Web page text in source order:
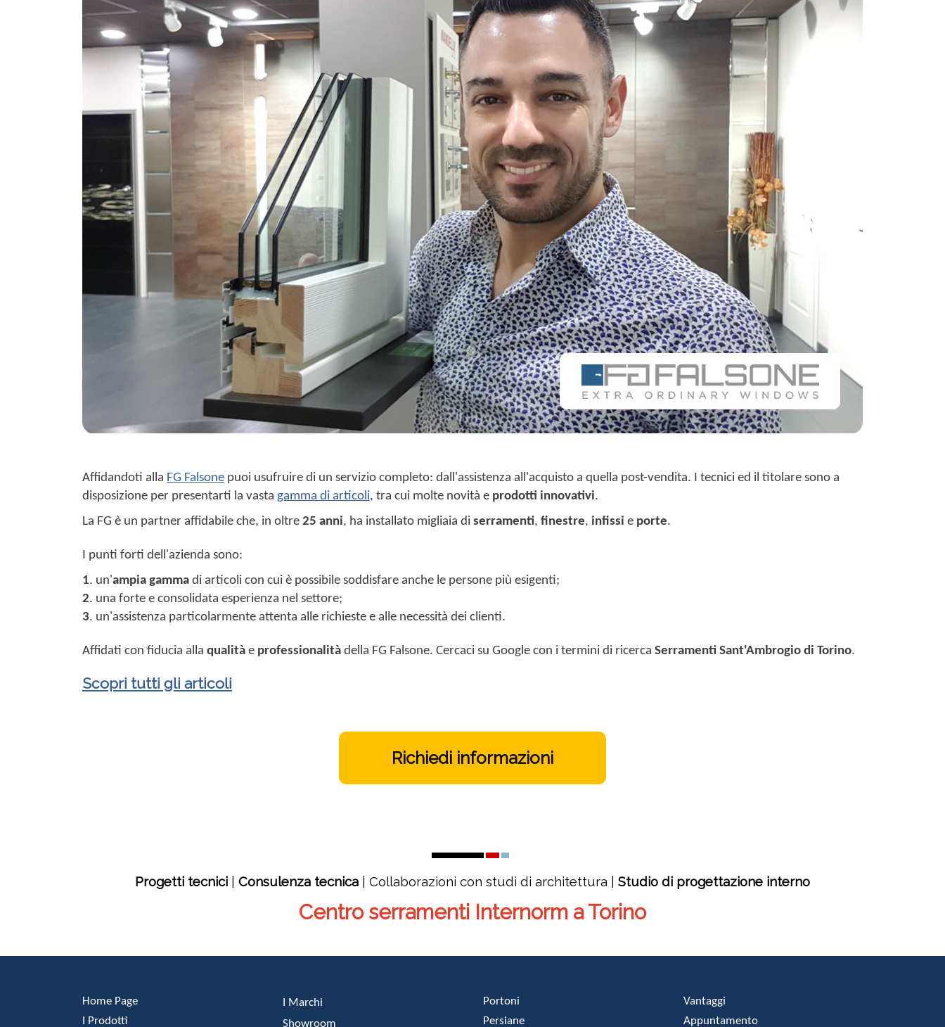
Affidandoti alla FG Falsone puoi usufruire di un servizio completo: dall'assistenza all'acquisto a quella post-vendita. I tecnici ed il titolare sono a
disposizione per presentarti la vasta gamma di articoli, tra cui molte novità e prodotti innovativi.
La FG è un partner affidabile che, in oltre 25 anni, ha installato migliaia di serramenti, finestre, infissi e porte.
I punti forti dell'azienda sono:
1. un'ampia gamma di articoli con cui è possibile soddisfare anche le persone più esigenti;
2. una forte e consolidata esperienza nel settore;
3. un'assistenza particolarmente attenta alle richieste e alle necessità dei clienti.
Affidati con fiducia alla qualità e professionalità della FG Falsone. Cercaci su Google con i termini di ricerca Serramenti Sant'Ambrogio di Torino.
Scopri tutti gli articoli
Richiedi informazioni
Progetti tecnici Consulenza tecnica | Collaborazioni con studi di architettura | Studio di progettazione interno
Centro serramenti Internorm a Torino
Home Page
I Prodotti
I Marchi
Showroom
Portoni
Persiane
Vantaggi
Appuntamento